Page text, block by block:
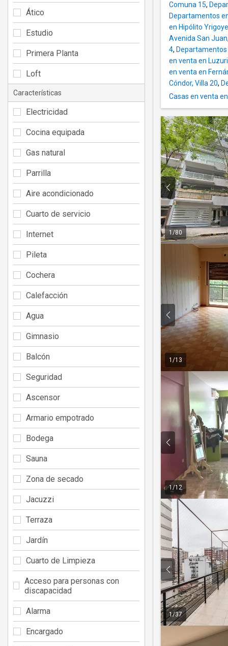
Comuna 15,
Departamentos
en Hipólito
Avenida San
4, Departamentos
en venta en
en venta en
Cóndor, Villa 20,
Casas en venta
1/80
1 /13
1/12
1/37
Ático
Estudio
Primera Planta
Loft
Características
Electricidad
Cocina equipada
Gas natural
Parrilla
Aire acondicionado
Cuarto de servicio
Internet
Pileta
Cochera
Calefacción
Agua
Gimnasio
Balcón
Seguridad
Ascensor
Armario empotrado
Bodega
Sauna
Zona de secado
Jacuzzi
Terraza
Jardín
Cuarto de Limpieza
Acceso para personas con
discapacidad
Alarma
Encargado